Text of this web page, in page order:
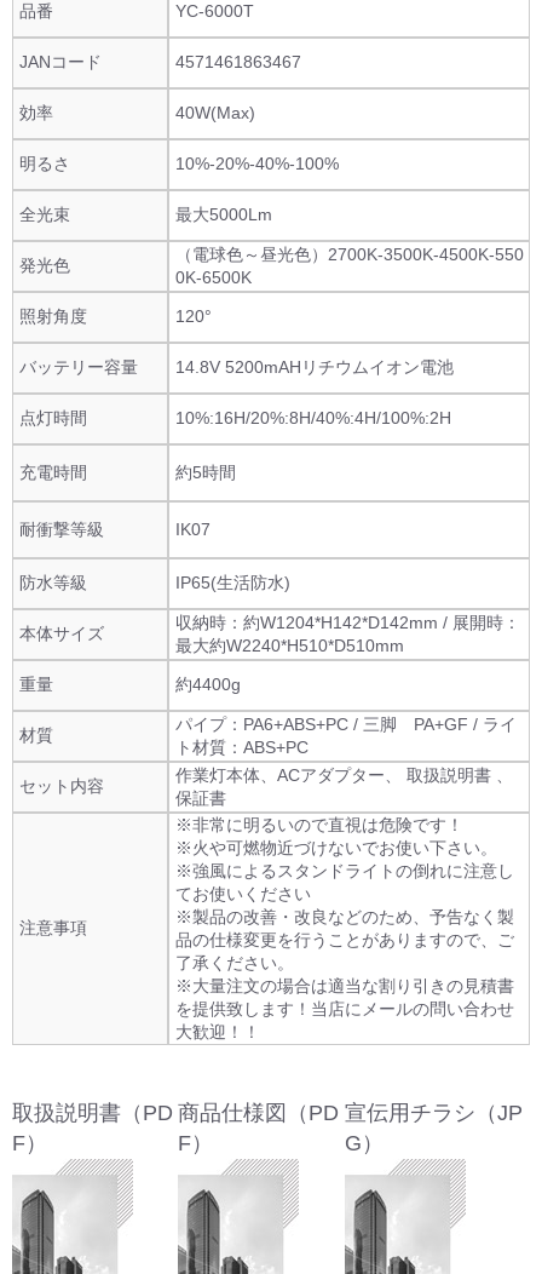
品番 YC-6000T
JANコード 4571461863467
効率 40W(Max)
明るさ 10%-20%-40%-100%
全光束 最大5000Lm
発光色
（電球色～昼光色）2700K-3500K-4500K-550
0K-6500K
照射角度
120°
バッテリー容量 14.8V 5200mAHリチウムイオン電池
点灯時間 10%:16H/20%:8H/40%:4H/100%:2H
充電時間 約5時間
耐衝撃等級 IK07
防水等級 IP65(生活防水)
本体サイズ
収納時：約W1204*H142*D142mm / 展開時：
最大約W2240*H510*D510mm
重量
約4400g
材質
パイプ：PA6+ABS+PC / 三脚 PA+GF / ライ
ト材質：ABS+PC
セット内容
作業灯本体、ACアダプター、 取扱説明書 、
保証書
注意事項
※非常に明るいので直視は危険です！
※火や可燃物近づけないでお使い下さい。
※強風によるスタンドライトの倒れに注意し
てお使いください
※製品の改善・改良などのため、予告なく製
品の仕様変更を行うことがありますので、ご
了承ください。
※大量注文の場合は適当な割り引きの見積書
を提供致します！当店にメールの問い合わせ
大歓迎！！
取扱説明書（PD
F）
商品仕様図（PD
F）
宣伝用チラシ（JP
G）